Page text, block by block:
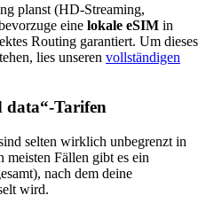
planst (HD-Streaming,
eine lokale eSIM in
Routing garantiert. Um dieses
lies unseren vollständigen
data“-Tarifen
selten wirklich unbegrenzt in
Fällen gibt es ein
nach dem deine
wird.